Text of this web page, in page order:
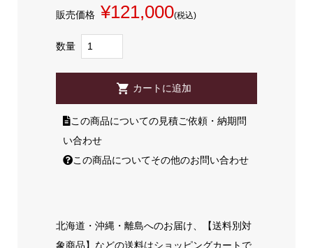
販売価格 ¥121,000(税込)
数量
この商品についての見積ご依頼・納期問
い合わせ
この商品についてその他のお問い合わせ
北海道・沖縄・離島へのお届け、【送料別対
象商品】などの送料はショッピングカートで